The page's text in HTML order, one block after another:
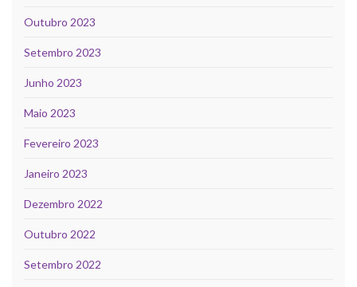
Outubro 2023
Setembro 2023
Junho 2023
Maio 2023
Fevereiro 2023
Janeiro 2023
Dezembro 2022
Outubro 2022
Setembro 2022